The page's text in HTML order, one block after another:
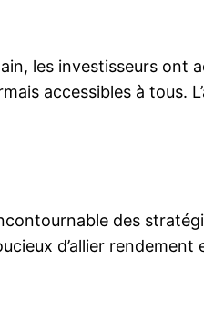
les investisseurs ont
accessibles à tous.
des
d’allier rendement